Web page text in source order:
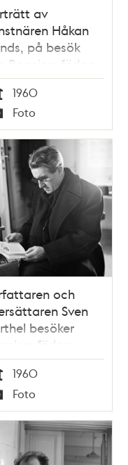
av
Håkan
på besök
Bonniers förlag,
56
1960
Foto
och
Sven
besöker
förlag,
56
1960
Foto